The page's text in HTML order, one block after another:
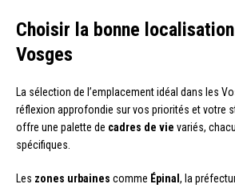
Choisir la bonne
Vosges
La sélection de l’emplacement idéal dans les
réflexion approfondie sur vos priorités et votre
offre une palette de cadres de vie variés,
spécifiques.
Les zones urbaines comme Épinal , la